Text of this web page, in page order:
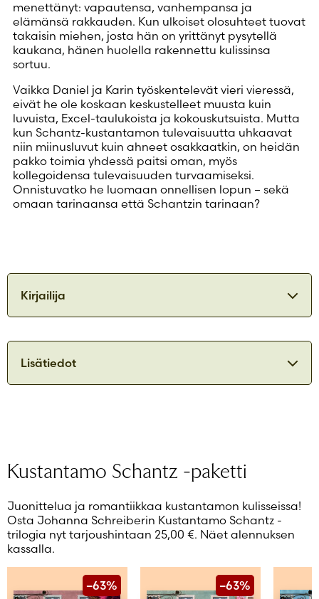
menettänyt: vapautensa, vanhempansa ja
elämänsä rakkauden. Kun ulkoiset olosuhteet tuovat
takaisin miehen, josta hän on yrittänyt pysytellä
kaukana, hänen huolella rakennettu kulissinsa
sortuu.
Vaikka Daniel ja Karin työskentelevät vieri vieressä,
eivät he ole koskaan keskustelleet muusta kuin
luvuista, Excel-taulukoista ja kokouskutsuista. Mutta
kun Schantz-kustantamon tulevaisuutta uhkaavat
niin miinusluvut kuin ahneet osakkaatkin, on heidän
pakko toimia yhdessä paitsi oman, myös
kollegoidensa tulevaisuuden turvaamiseksi.
Onnistuvatko he luomaan onnellisen lopun – sekä
omaan tarinaansa että Schantzin tarinaan?
Kirjailija
Lue lisää
Lisätiedot
Äänen kesto
Kirjailija
Johanna Schreiber
Kääntäjä
Hanni Salovaara
Lukija
Kustantamo Schantz -paketti
Juonittelua ja romantiikkaa kustantamon kulisseissa!
Osta Johanna Schreiberin Kustantamo Schantz -
trilogia nyt tarjoushintaan 25,00 €. Näet alennuksen
kassalla.
–63% –63%